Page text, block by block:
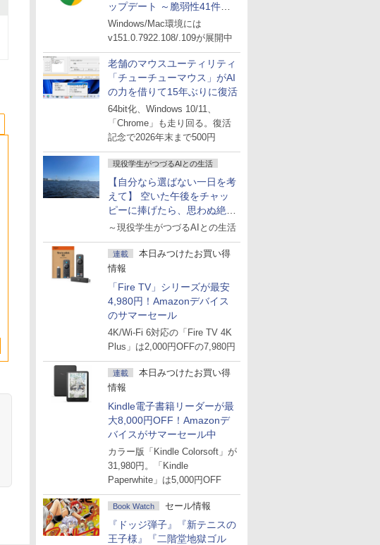
ップデート ～脆弱性41件に
対処
Windows/Mac環境には
v151.0.7922.108/.109が展開中
老舗のマウスユーティリティ
「チューチューマウス」がAI
の力を借りて15年ぶりに復活
64bit化、Windows 10/11、
「Chrome」も走り回る。復活
記念で2026年末まで500円
現役学生がつづるAIとの生活
【自分なら選ばない一日を考
えて】 空いた午後をチャッ
ピーに捧げたら、思わぬ絶景
に出会った話
～現役学生がつづるAIとの生活
連載
本日みつけたお買い得
情報
「Fire TV」シリーズが最安
4,980円！Amazonデバイス
のサマーセール
4K/Wi-Fi 6対応の「Fire TV 4K
Plus」は2,000円OFFの7,980円
連載
本日みつけたお買い得
情報
Kindle電子書籍リーダーが最
大8,000円OFF！Amazonデ
バイスがサマーセール中
カラー版「Kindle Colorsoft」が
31,980円。「Kindle
Paperwhite」は5,000円OFF
Book Watch セール情報
『ドッジ弾子』『新テニスの
王子様』『二階堂地獄ゴル